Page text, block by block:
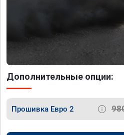
Дополнительные опции:
Прошивка Евро 2